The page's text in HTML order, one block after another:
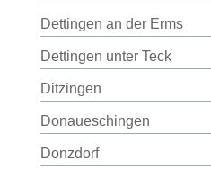
Dettingen an der Erms
Dettingen unter Teck
Ditzingen
Donaueschingen
Donzdorf